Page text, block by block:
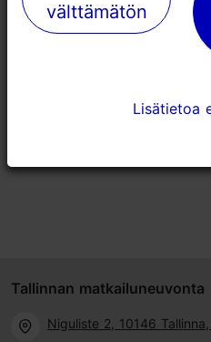
Ravintola Härg
Tallinnan matkailuneuvonta
Niguliste 2, 10146
välttämätön
Lisätietoa
välttämätön
Lisätietoa